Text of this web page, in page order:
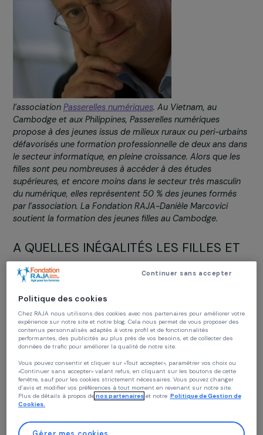
l’associationPasserelles numériques. Au Vietnam, au
Cambodge et aux Philippines, Passerelles numériques
propose à des jeunes issus de milieux ruraux ou peri-
défavorisés une formation professionnelle de deux ans
le secteur informatique, en pleine croissance. Alors que
filles sont peu nombreuses à accéder à des études
supérieures, et encore moins dans le secteur très
du numérique, elles représentent 50 % des jeunes formés
par l’association. La Fondation RAJA-Danièle Marcovici
soutient la formation des jeunes filles au Cambodge.
A QUELLES INÉGALITÉS LES FILLES
LES FEMMES FONT-ELLES FACE
LE DOMAINE DU NUMÉRIQUE ?
Il existe tout d’abord une inégalité entre les hommes et
les femmesdans l’accès aux outils numériques. Elle
surtout liée au fait qu’il y a plus de filles et de femmes
vivent dans l’extrême pauvreté. En zones rurales
Politique des cookies
Chez RAJA nous utilisons des cookies avec nos partenaires pour améliorer
expérience sur notre site et notre blog. Cela nous permet de vous proposer
contenus personnalisés adaptés à votre profil et de fonctionnalités
données de trafic pour améliorer la qualité de notre site.
Continuer sans accepter